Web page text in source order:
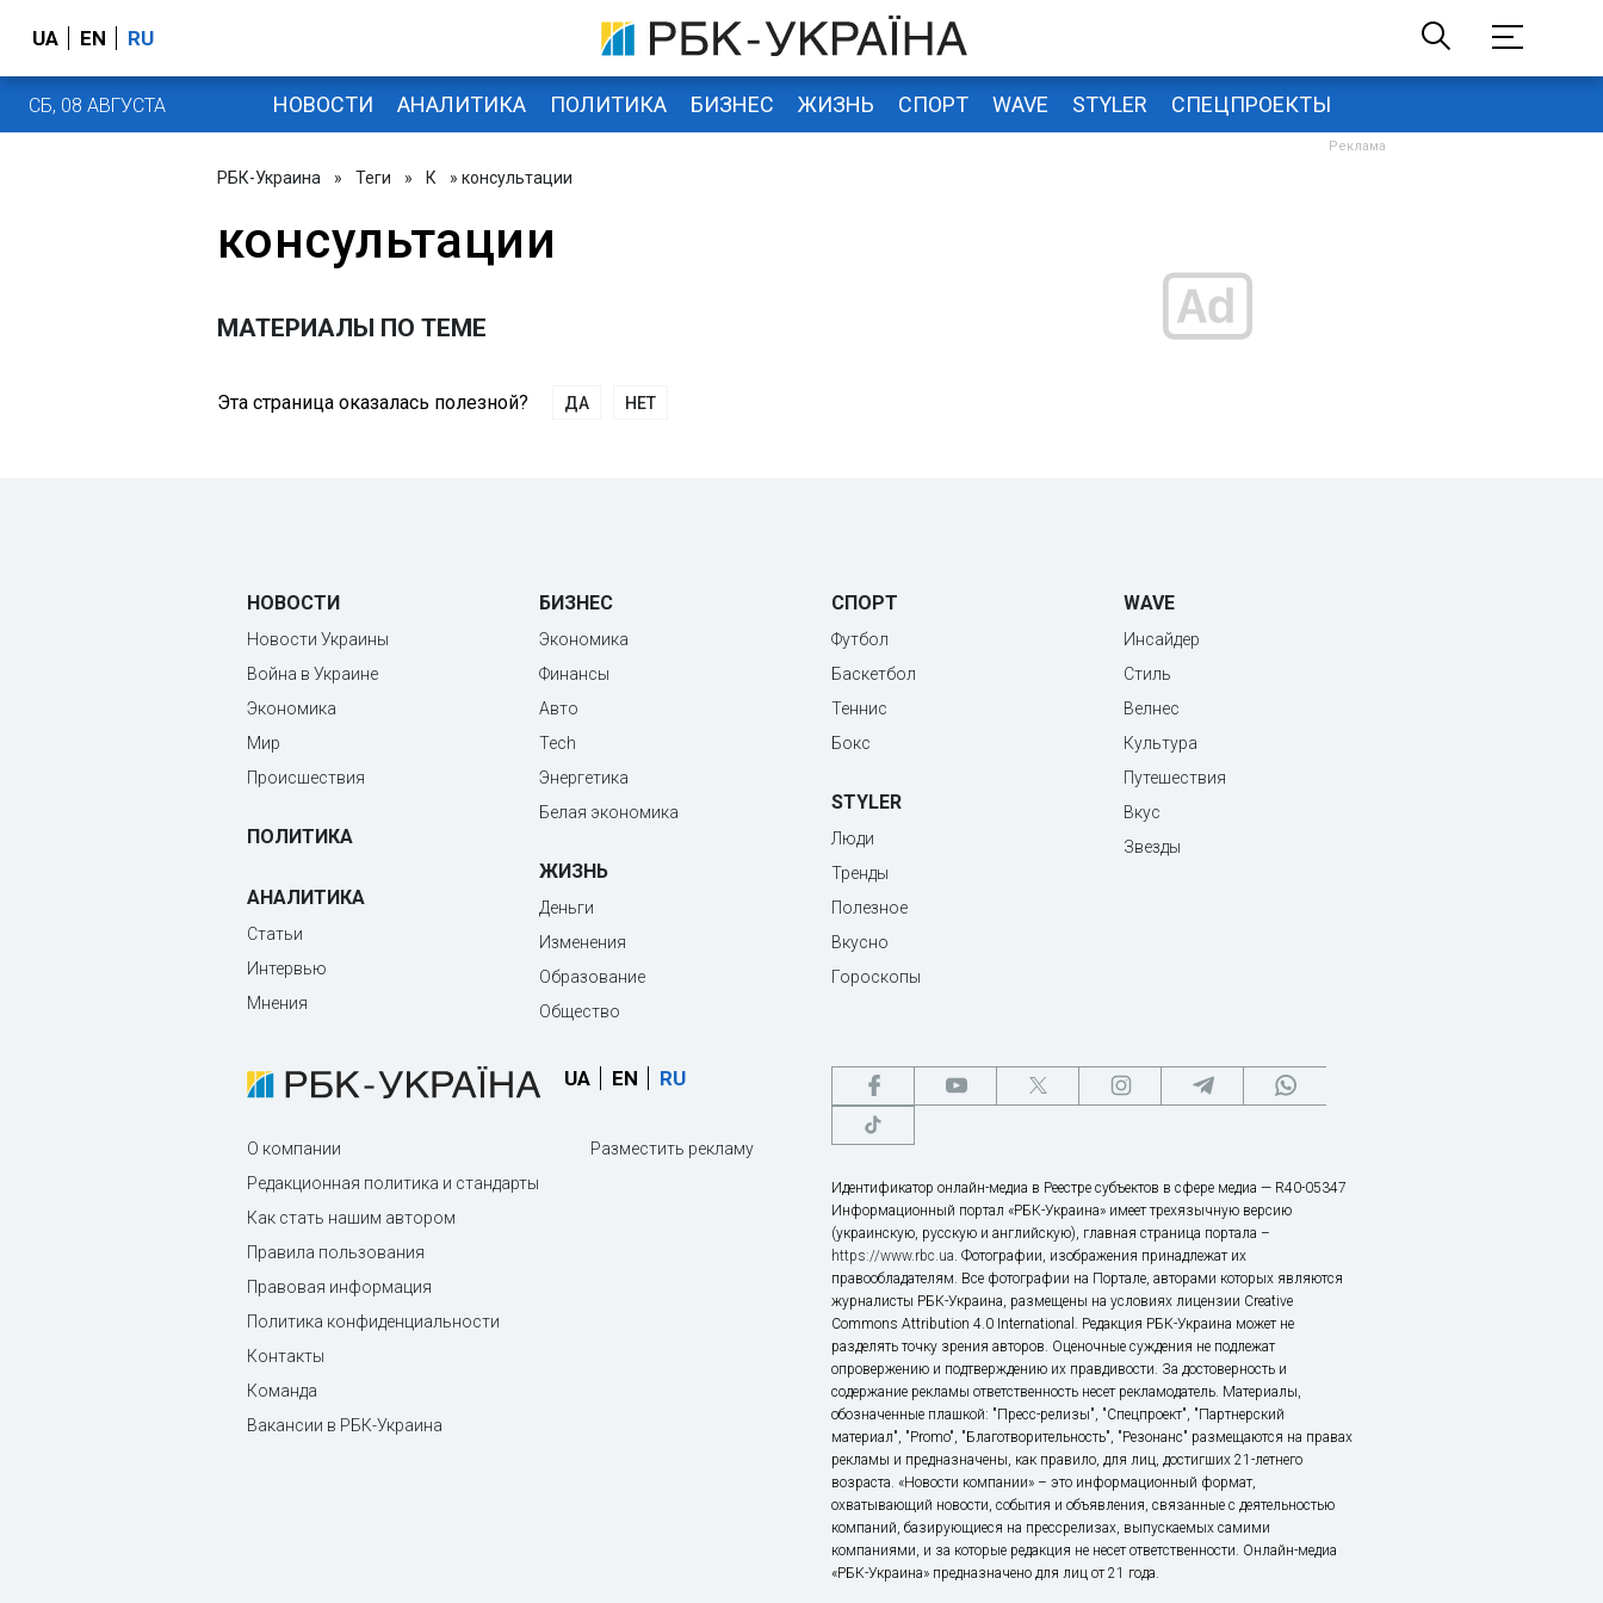
UA EN RU
СБ, 08 АВГУСТА НОВОСТИ АНАЛИТИКА ПОЛИТИКА БИЗНЕС ЖИЗНЬ СПОРТ WAVE STYLER СПЕЦПРОЕКТЫ
РБК-Украина » Теги » К » консультации
консультации
МАТЕРИАЛЫ ПО ТЕМЕ
Эта страница оказалась полезной? ДА НЕТ
НОВОСТИ
Новости Украины
Война в Украине
Экономика
Мир
Происшествия
ПОЛИТИКА
АНАЛИТИКА
Статьи
Интервью
Мнения
БИЗНЕС
Экономика
Финансы
Авто
Tech
Энергетика
Белая экономика
ЖИЗНЬ
Деньги
Изменения
Образование
Общество
СПОРТ
Футбол
Баскетбол
Теннис
Бокс
STYLER
Люди
Тренды
Полезное
Вкусно
Гороскопы
WAVE
Инсайдер
Стиль
Велнес
Культура
Путешествия
Вкус
Звезды
UA EN RU
О компании
Редакционная политика и стандарты
Как стать нашим автором
Правила пользования
Правовая информация
Политика конфиденциальности
Контакты
Команда
Вакансии в РБК-Украина
Разместить рекламу
Идентификатор онлайн-медиа в Реестре субъектов в сфере медиа — R40-05347
Информационный портал «РБК-Украина» имеет трехязычную версию
(украинскую, русскую и английскую), главная страница портала –
https://www.rbc.ua. Фотографии, изображения принадлежат их
правообладателям. Все фотографии на Портале, авторами которых являются
журналисты РБК-Украина, размещены на условиях лицензии Creative
Commons Attribution 4.0 International. Редакция РБК-Украина может не
разделять точку зрения авторов. Оценочные суждения не подлежат
опровержению и подтверждению их правдивости. За достоверность и
содержание рекламы ответственность несет рекламодатель. Материалы,
обозначенные плашкой: "Пресс-релизы", "Спецпроект", "Партнерский
материал", "Promo", "Благотворительность", "Резонанс" размещаются на правах
рекламы и предназначены, как правило, для лиц, достигших 21-летнего
возраста. «Новости компании» – это информационный формат,
охватывающий новости, события и объявления, связанные с деятельностью
компаний, базирующиеся на прессрелизах, выпускаемых самими
компаниями, и за которые редакция не несет ответственности. Онлайн-медиа
«РБК-Украина» предназначено для лиц от 21 года.